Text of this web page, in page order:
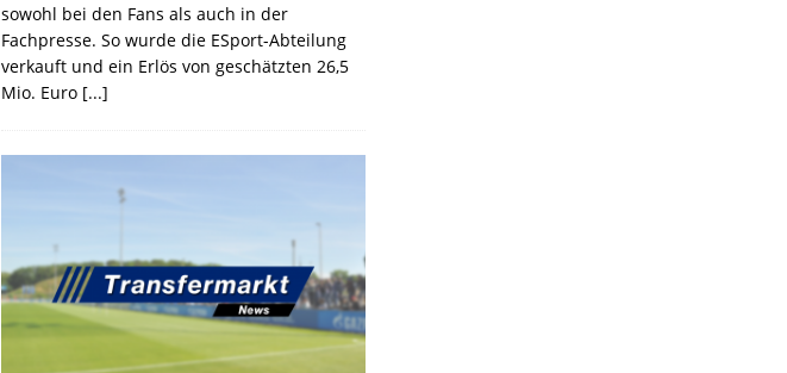
sowohl bei den Fans als auch in der
Fachpresse. So wurde die ESport-Abteilung
verkauft und ein Erlös von geschätzten 26,5
Mio. Euro [...]